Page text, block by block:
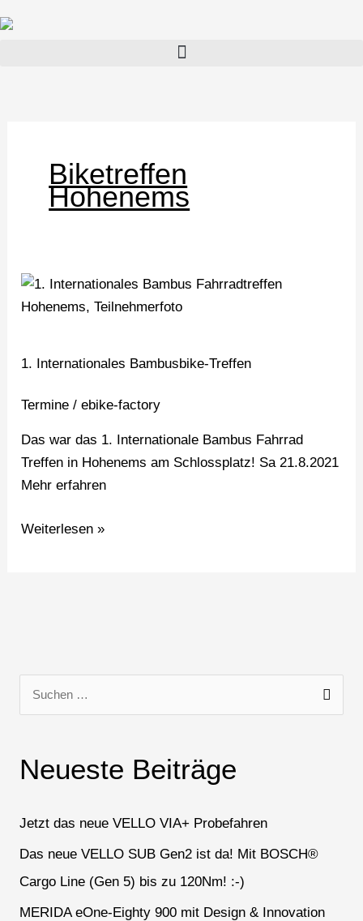
Inhalt
Biketreffen
Hohenems
1. Internationales Bambusbike-Treffen
Termine /ebike-factory
Das war das 1. Internationale Bambus Fahrrad
Treffen in Hohenems am Schlossplatz! Sa 21.8.2021
Mehr erfahren
1.
Internationales
Weiterlesen »
n
c
h
Neueste Beiträge
Jetzt das neue VELLO VIA+ Probefahren
Das neue VELLO SUB Gen2 ist da! Mit BOSCH®
Cargo Line (Gen 5) bis zu 120Nm! :-)
MERIDA eOne-Eighty 900 mit Design & Innovation